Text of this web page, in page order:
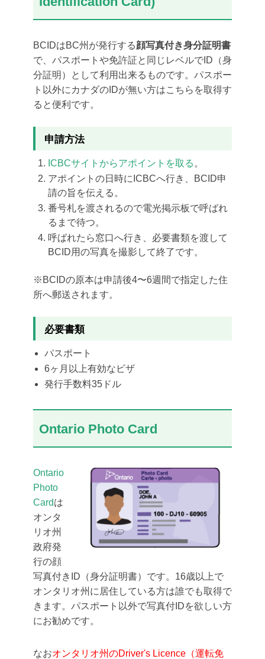
BCIDはBC州が発行する顔写真付き身分証明書
で、パスポートや免許証と同じレベルでID（身
分証明）として利用出来るものです。パスポー
ト以外にカナダのIDが無い方はこちらを取得す
ると便利です。
申請方法
ICBCサイトからアポイントを取る 。
アポイントの日時にICBCへ行き、BCID申
請の旨を伝える。
番号札を渡されるので電光掲示板で呼ばれ
るまで待つ。
呼ばれたら窓口へ行き、必要書類を渡して
BCID用の写真を撮影して終了です。
※BCIDの原本は申請後4〜6週間で指定した住
所へ郵送されます。
必要書類
パスポート
6ヶ月以上有効なビザ
発行手数料35ドル
Ontario Photo Card
Ontario
Photo
Cardは
オンタ
リオ州
政府発
行の顔
写真付きID（身分証明書）です。16歳以上で
オンタリオ州に居住している方は誰でも取得で
きます。パスポート以外で写真付IDを欲しい方
にお勧めです。
なおオンタリオ州のDriver's Licence（運転免